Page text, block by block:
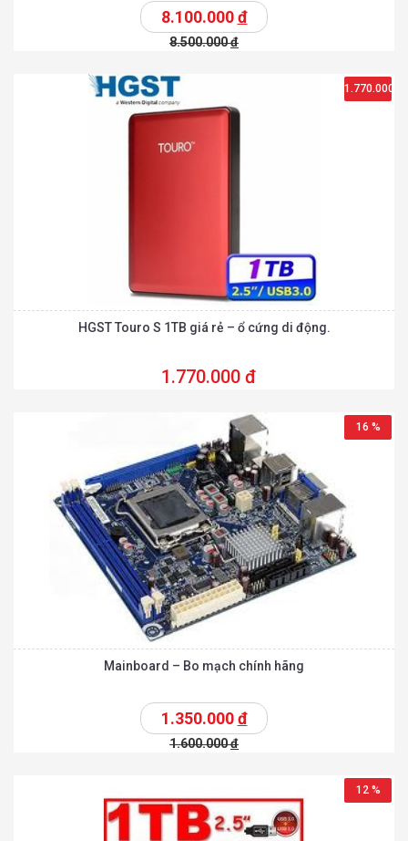
8.100.000đ
8.500.000đ
1.770.000
HGST Touro S 1TB giá rẻ – ổ cứng di động.
1.770.000 đ
16 %
Mainboard – Bo mạch chính hãng
1.350.000đ
1.600.000đ
12 %